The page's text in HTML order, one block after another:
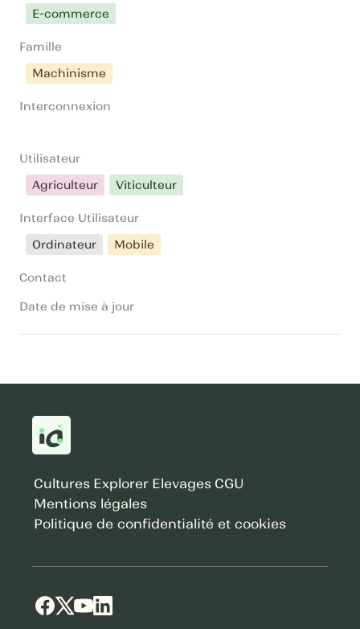
E-commerce
Famille
Machinisme
Interconnexion
Utilisateur
Agriculteur
Viticulteur
Interface Utilisateur
Ordinateur
Mobile
Contact
Date de mise à jour
Cultures Explorer Elevages CGU
Mentions légales
Politique de confidentialité et cookies